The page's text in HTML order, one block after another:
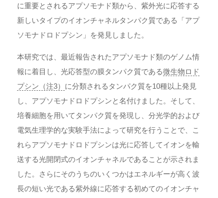
に重要とされるアプソモナド類から、紫外光に応答する
新しいタイプのイオンチャネルタンパク質である「アプ
ソモナドロドプシン」を発見しました。
本研究では、最近報告されたアプソモナド類のゲノム情
報に着目し、光応答型の膜タンパク質である微生物ロド
プシン（注3） に分類されるタンパク質を10種以上発見
し、アプソモナドロドプシンと名付けました。そして、
培養細胞を用いてタンパク質を発現し、分光学的および
電気生理学的な実験手法によって研究を行うことで、こ
れらアプソモナドロドプシンは光に応答してイオンを輸
送する光開閉式のイオンチャネルであることが示されま
した。さらにそのうちのいくつかはエネルギーが高く波
長の短い光である紫外線に応答する初めてのイオンチャ